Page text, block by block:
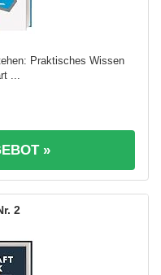
Praktisches Wissen
...
»
2